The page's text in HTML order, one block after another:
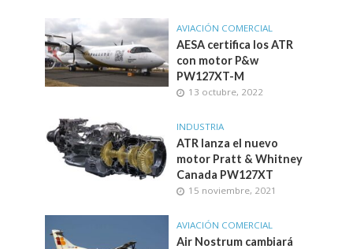
AVIACIÓN COMERCIAL
AESA certifica los ATR
con motor P&w
PW127XT-M
13 octubre, 2022
INDUSTRIA
ATR lanza el nuevo
motor Pratt & Whitney
Canada PW127XT
15 noviembre, 2021
AVIACIÓN COMERCIAL
Air Nostrum cambiará